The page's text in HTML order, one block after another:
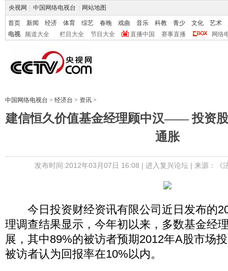
央视网 中国网络电视台 网站地图
首页 新闻 经济 体育 综艺 春晚 戏曲 音乐 科教 青少 文化
艺术
电视
频道大全 栏目大全 节目大全 直播中国 赛事直播 网络
中国网络电视台 > 经济台 > 资讯 >
建信恒久价值基金经理顾中汉—— 投资
通胀
发布时间:2012年03月07日 16:08 | 进入复兴论坛| 来源：《
今日投资财经资讯有限公司近日发布的
理调查结果显示，今年初以来，多数基金经
展，其中89%的被访者预期2012年A股市场
被访者认为回报率在10%以内。